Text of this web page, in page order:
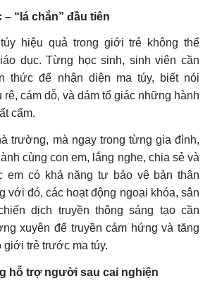
“lá chắn” đầu tiên
hiệu quả trong giới trẻ không thể
dục. Từng học sinh, sinh viên cần
thức để nhận diện ma túy, biết nói
rê, cám dỗ, và dám tố giác những hành
cấm.
trường, mà ngay trong từng gia đình,
cùng con em, lắng nghe, chia sẻ và
em có khả năng tự bảo vệ bản thân
với đó, các hoạt động ngoại khóa, sân
dịch truyền thông sáng tạo cần
xuyên để truyền cảm hứng và tăng
giới trẻ trước ma túy.
hỗ trợ người sau cai nghiện